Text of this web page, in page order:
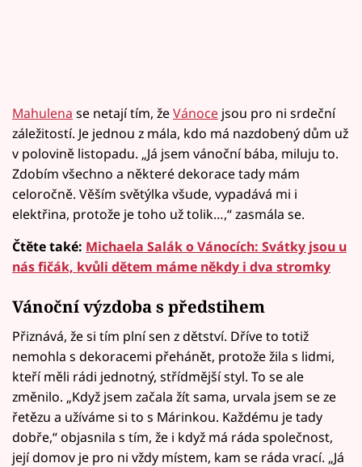
Mahulena se netají tím, žeVánoce jsou pro ni srdeční
záležitostí. Je jednou z mála, kdo má nazdobený dům už
v polovině listopadu. „Já jsem vánoční bába, miluju to.
Zdobím všechno a některé dekorace tady mám
celoročně. Věším světýlka všude, vypadává mi i
elektřina, protože je toho už tolik…,“ zasmála se.
Čtěte také: Michaela Salák o Vánocích: Svátky jsou u
nás fičák, kvůli dětem máme někdy i dva stromky
Vánoční výzdoba s předstihem
Přiznává, že si tím plní sen z dětství. Dříve to totiž
nemohla s dekoracemi přehánět, protože žila s lidmi,
kteří měli rádi jednotný, střídmější styl. To se ale
změnilo. „Když jsem začala žít sama, urvala jsem se ze
řetězu a užíváme si to s Márinkou. Každému je tady
dobře,“ objasnila s tím, že i když má ráda společnost,
její domov je pro ni vždy místem, kam se ráda vrací. „Já